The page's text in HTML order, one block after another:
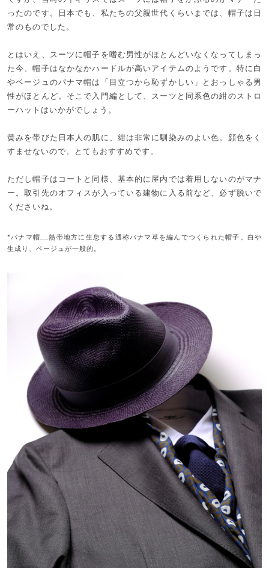
ったのです。日本でも、私たちの父親世代くらいまでは、帽子は日
常のものでした。
とはいえ、スーツに帽子を嗜む男性がほとんどいなくなってしまっ
た今、帽子はなかなかハードルが高いアイテムのようです。特に白
やベージュのパナマ帽は「目立つから恥ずかしい」とおっしゃる男
性がほとんど。そこで入門編として、スーツと同系色の紺のストロ
ーハットはいかがでしょう。
黄みを帯びた日本人の肌に、紺は非常に馴染みのよい色。顔色をく
すませないので、とてもおすすめです。
ただし帽子はコートと同様、基本的に屋内では着用しないのがマナ
ー。取引先のオフィスが入っている建物に入る前など、必ず脱いで
くださいね。
*パナマ帽……熱帯地方に生息する通称パナマ草を編んでつくられた帽子。白や
生成り、ベージュが一般的。